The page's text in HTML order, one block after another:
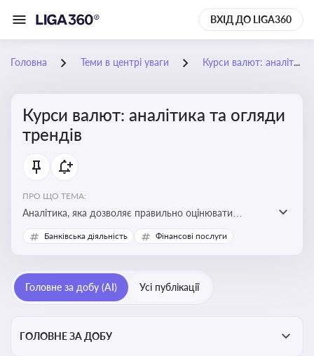
ВХІД ДО LIGA360
Головна Теми в центрі уваги Курси валют: аналітика та огляди трендів
Курси валют: аналітика та огляди
трендів
ПРО ЩО ТЕМА:
Аналітика, яка дозволяє правильно оцінювати
фінансові ризики та планувати витрати. Зміни в
курсах валют можуть вплинути на собівартість
Банківська діяльність Фінансові послуги
Головне за добу (AI) Усі публікації
ГОЛОВНЕ ЗА ДОБУ